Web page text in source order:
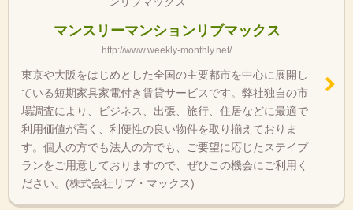
マンスリーマンションリブマックス
http://www.weekly-monthly.net/
東京や大阪をはじめとした全国の主要都市を中心に展開し
ている短期家具家電付き賃貸サービスです。弊社独自の市
場調査により、ビジネス、出張、旅行、住居などに最適で
利用価値が高く、利便性の良い物件を取り揃えておりま
す。個人の方でも法人の方でも、ご要望に応じたステイプ
ランをご用意しておりますので、ぜひこの機会にご利用く
ださい。(株式会社リブ・マックス)